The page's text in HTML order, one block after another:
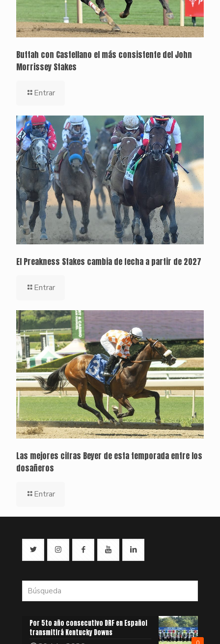
Buttah con Castellano el más consistente del John
Morrissey Stakes
Entrar
El Preakness Stakes cambia de fecha a partir de 2027
Entrar
Las mejores cifras Beyer de esta temporada entre los
dosañeros
Entrar
Por 5to año consecutivo DRF en Español
transmitirá Kentucky Downs